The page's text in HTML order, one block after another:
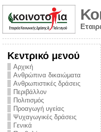
Κεντρικό μενού
Αρχική
Ανθρώπινα δικαιώματα
Ανθρωπιστικές δράσεις
Περιβάλλον
Πολιτισμός
Προαγωγή υγείας
Ψυχαγωγικές δράσεις
Γενικά